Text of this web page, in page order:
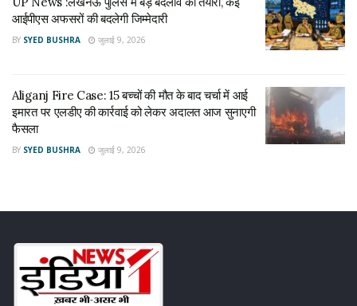
आईपीएस अफसरों की बदलेगी जिम्मेदारी
BY SYED BUSHRA जुलाई 9, 2026
Aliganj Fire Case: 15 बच्चों की मौत के बाद चर्चा में आई
इमारत पर एलडीए की कार्रवाई को लेकर अदालत आज सुनाएगी
फैसला
BY SYED BUSHRA जुलाई 9, 2026